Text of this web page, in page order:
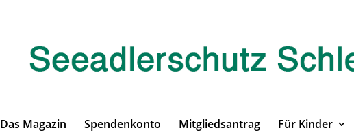
Das Magazin Spendenkonto Mitgliedsantrag Für Kinder